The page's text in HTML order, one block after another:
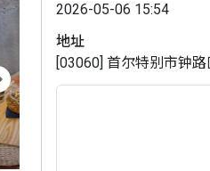
2026-05-06 15:54
地址
[03060] 首尔特别市钟